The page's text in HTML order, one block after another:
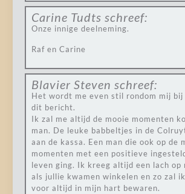
Carine Tudts schreef:
Onze innige deelneming.
Raf en Carine
Blavier Steven schreef:
Het wordt me even stil rondom mij bij
dit bericht.
Ik zal me altijd de mooie momenten
man. De leuke babbeltjes in de
aan de kassa. Een man die ook op de
momenten met een positieve
leven ging. Ik kreeg altijd een lach op
als jullie kwamen winkelen en zo zal
voor altijd in mijn hart bewaren.